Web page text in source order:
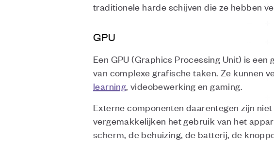
traditionele harde schijven die ze hebben
GPU
Een GPU (Graphics Processing Unit) is
van complexe grafische taken. Ze kunnen
learning, videobewerking en gaming.
Externe componenten daarentegen zijn
vergemakkelijken het gebruik van het
scherm, de behuizing, de batterij, de